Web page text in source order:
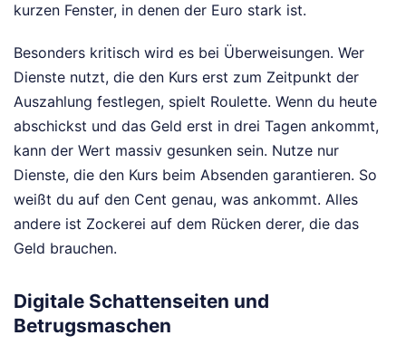
kurzen Fenster, in denen der Euro stark ist.
Besonders kritisch wird es bei Überweisungen. Wer
Dienste nutzt, die den Kurs erst zum Zeitpunkt der
Auszahlung festlegen, spielt Roulette. Wenn du heute
abschickst und das Geld erst in drei Tagen ankommt,
kann der Wert massiv gesunken sein. Nutze nur
Dienste, die den Kurs beim Absenden garantieren. So
weißt du auf den Cent genau, was ankommt. Alles
andere ist Zockerei auf dem Rücken derer, die das
Geld brauchen.
Digitale Schattenseiten und
Betrugsmaschen